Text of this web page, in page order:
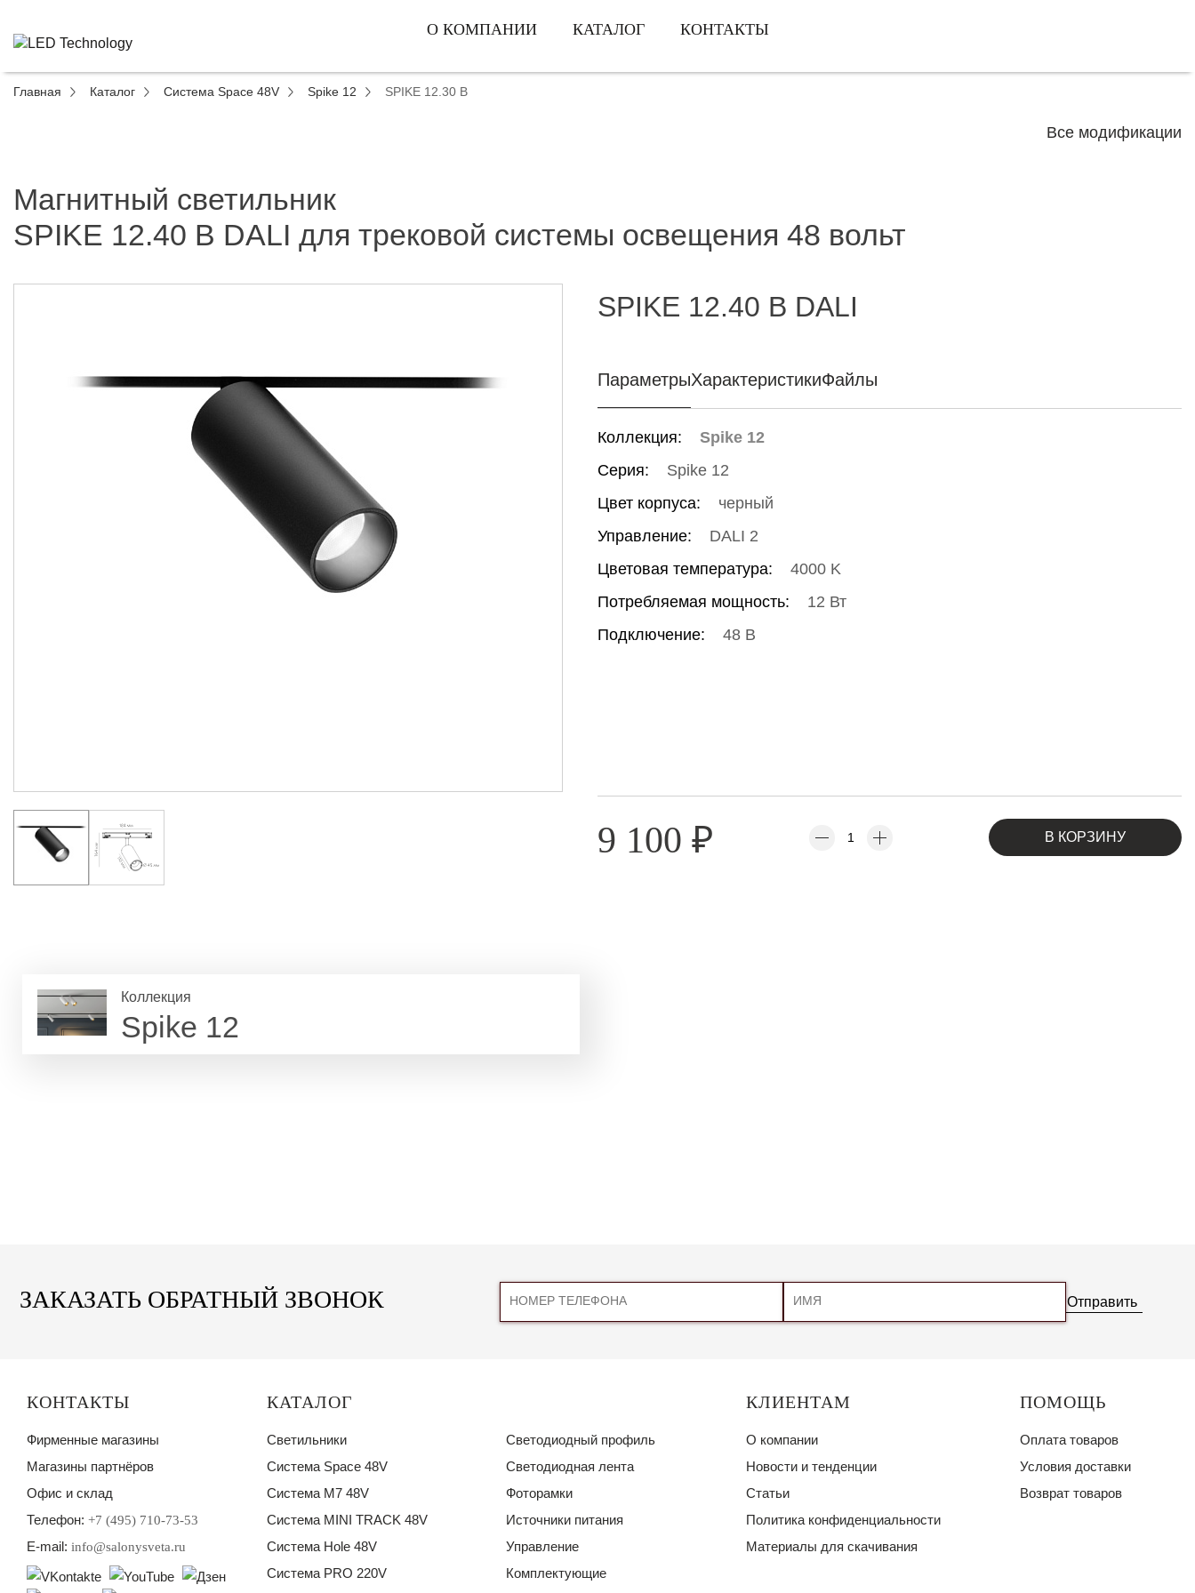
О КОМПАНИИ КАТАЛОГ КОНТАКТЫ
Главная Каталог Система Space 48V Spike 12 SPIKE 12.30 B
Все модификации
Магнитный светильник
SPIKE 12.40 B DALI для трековой системы освещения 48 вольт
SPIKE 12.40 B DALI
ПараметрыХарактеристикиФайлы
Коллекция:
Spike 12
Серия:
Spike 12
Цвет корпуса:
черный
Управление:
DALI 2
Цветовая температура:
4000 K
Потребляемая мощность:
12 Вт
Подключение:
48 В
9 100 ₽ В КОРЗИНУ
Коллекция
Spike 12
ЗАКАЗАТЬ ОБРАТНЫЙ ЗВОНОК Отправить
КАТАЛОГ
Светильники
Система Space 48V
Система M7 48V
Система MINI TRACK 48V
Система Hole 48V
Система PRO 220V
Светодиодный профиль
Светодиодная лента
Фоторамки
Источники питания
Управление
Комплектующие
КЛИЕНТАМ
О компании
Новости и тенденции
Статьи
Политика конфиденциальности
Материалы для скачивания
ПОМОЩЬ
Оплата товаров
Условия доставки
Возврат товаров
КОНТАКТЫ
Фирменные магазины
Магазины партнёров
Офис и склад
Телефон: +7 (495) 710-73-53
E-mail: info@salonysveta.ru